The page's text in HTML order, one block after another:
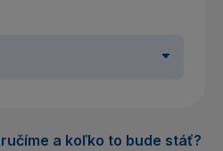
a koľko to bude stáť?